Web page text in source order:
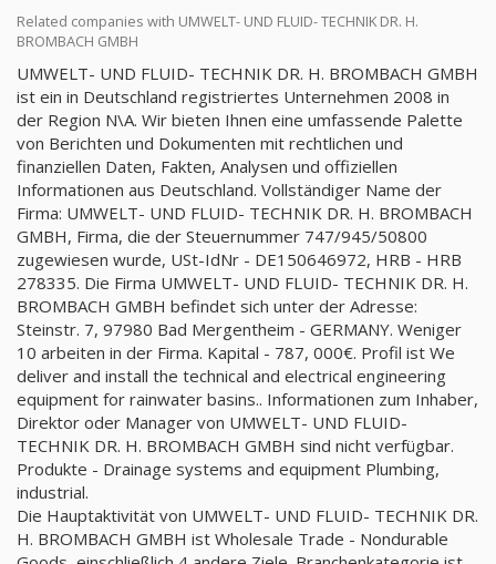
Related companies with UMWELT- UND FLUID- TECHNIK DR. H.
BROMBACH GMBH
UMWELT- UND FLUID- TECHNIK DR. H. BROMBACH GMBH
ist ein in Deutschland registriertes Unternehmen 2008 in
der Region N\A. Wir bieten Ihnen eine umfassende Palette
von Berichten und Dokumenten mit rechtlichen und
finanziellen Daten, Fakten, Analysen und offiziellen
Informationen aus Deutschland. Vollständiger Name der
Firma: UMWELT- UND FLUID- TECHNIK DR. H. BROMBACH
GMBH, Firma, die der Steuernummer 747/945/50800
zugewiesen wurde, USt-IdNr - DE150646972, HRB - HRB
278335. Die Firma UMWELT- UND FLUID- TECHNIK DR. H.
BROMBACH GMBH befindet sich unter der Adresse:
Steinstr. 7, 97980 Bad Mergentheim - GERMANY. Weniger
10 arbeiten in der Firma. Kapital - 787, 000€. Profil ist We
deliver and install the technical and electrical engineering
equipment for rainwater basins.. Informationen zum Inhaber,
Direktor oder Manager von UMWELT- UND FLUID-
TECHNIK DR. H. BROMBACH GMBH sind nicht verfügbar.
Produkte - Drainage systems and equipment Plumbing,
industrial.
Die Hauptaktivität von UMWELT- UND FLUID- TECHNIK DR.
H. BROMBACH GMBH ist Wholesale Trade - Nondurable